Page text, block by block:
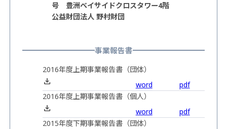
号 豊洲ベイサイドクロスタワー4階
公益財団法人 野村財団
事業報告書
2016年度上期事業報告書（団体）
word
pdf
2016年度上期事業報告書（個人）
word
pdf
2015年度下期事業報告書（団体）